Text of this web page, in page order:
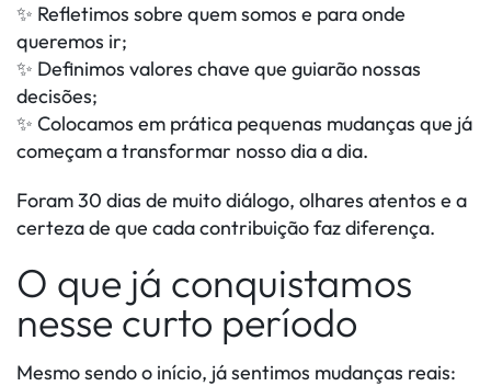
✨ Refletimos sobre quem somos e para onde
queremos ir;
✨ Definimos valores chave que guiarão nossas
decisões;
✨ Colocamos em prática pequenas mudanças que já
começam a transformar nosso dia a dia.
Foram 30 dias de muito diálogo, olhares atentos e a
certeza de que cada contribuição faz diferença.
O que já conquistamos
nesse curto período
Mesmo sendo o início, já sentimos mudanças reais: